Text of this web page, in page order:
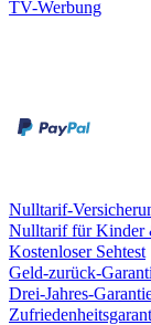
TV-Werbung
Nulltarif-
Nulltarif für Kinder
Kostenloser Sehtest
Geld-zurück-
Drei-Jahres-